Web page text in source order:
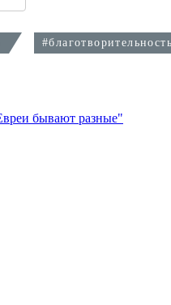
#благотворительность